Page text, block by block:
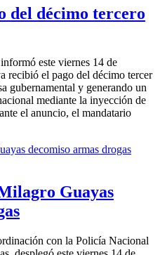
del décimo tercero
este viernes 14 de
recibió el pago del décimo tercer
gubernamental y generando un
mediante la inyección de
el anuncio, el mandatario
Guayas
con la Policía Nacional